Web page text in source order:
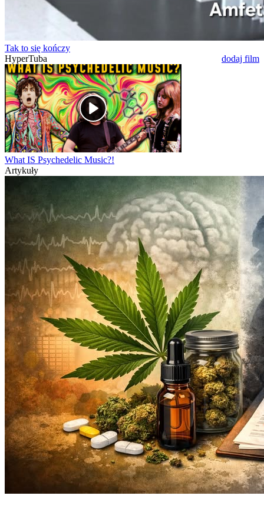
Tak to się kończy
HyperTuba
dodaj film
What IS Psychedelic Music?!
Artykuły